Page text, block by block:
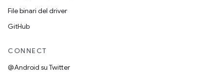
File binari del driver
GitHub
CONNECT
@Android su Twitter